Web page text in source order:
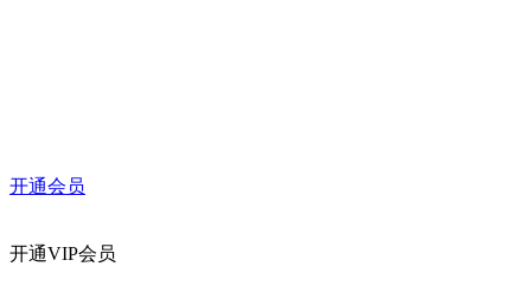
开通会员
开通VIP会员